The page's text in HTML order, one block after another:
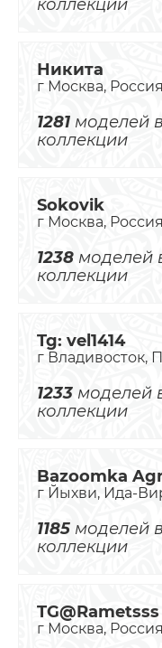
коллекции
Никита
г Москва, Россия
1281 моделей в
коллекции
Sokovik
г Москва, Россия
1238 моделей
коллекции
Tg: vel1414
г Владивосток,
1233 моделей
коллекции
Bazoomka
г Йыхви, Ида-
1185 моделей в
коллекции
TG@Rametsss
г Москва, Россия